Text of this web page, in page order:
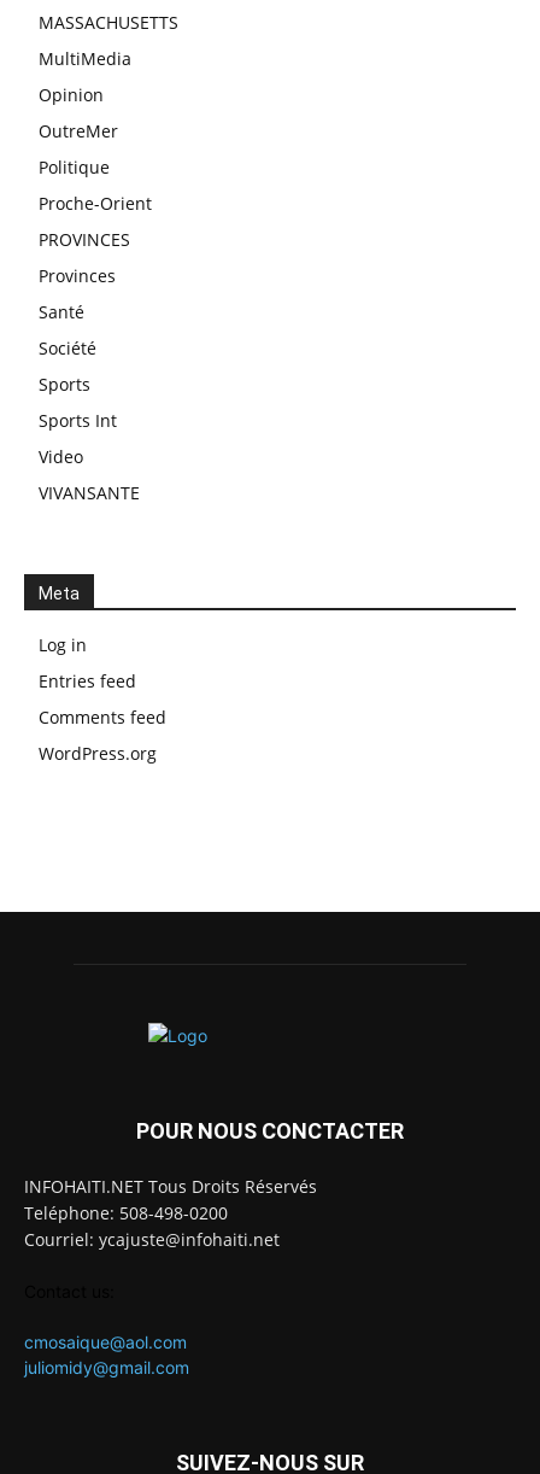
MASSACHUSETTS
MultiMedia
Opinion
OutreMer
Politique
Proche-Orient
PROVINCES
Provinces
Santé
Société
Sports
Sports Int
Video
VIVANSANTE
Meta
Log in
Entries feed
Comments feed
WordPress.org
POUR NOUS CONCTACTER
INFOHAITI.NET Tous Droits Réservés
Teléphone: 508-498-0200
Courriel: ycajuste@infohaiti.net
cmosaique@aol.com
juliomidy@gmail.com
SUIVEZ-NOUS SUR